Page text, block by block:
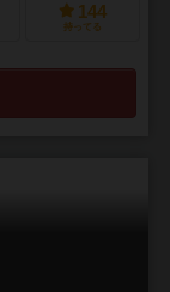
144
持ってる